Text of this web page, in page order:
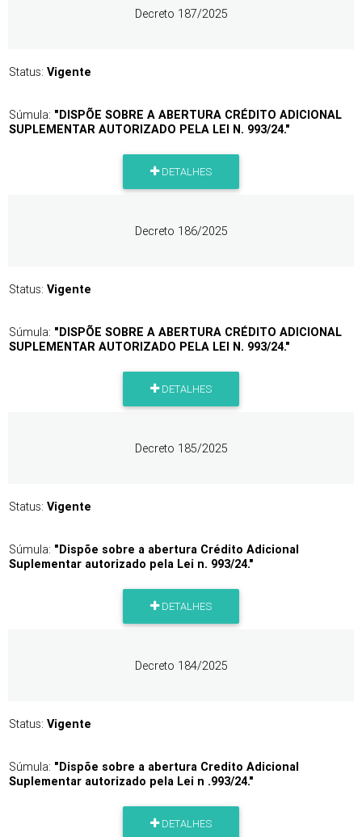
Decreto 187/2025
Status: Vigente
Súmula: "DISPÕE SOBRE A ABERTURA CRÉDITO ADICIONAL
SUPLEMENTAR AUTORIZADO PELA LEI N. 993/24."
DETALHES
Decreto 186/2025
Status: Vigente
Súmula: "DISPÕE SOBRE A ABERTURA CRÉDITO ADICIONAL
SUPLEMENTAR AUTORIZADO PELA LEI N. 993/24."
DETALHES
Decreto 185/2025
Status: Vigente
Súmula: "Dispõe sobre a abertura Crédito Adicional
Suplementar autorizado pela Lei n. 993/24."
DETALHES
Decreto 184/2025
Status: Vigente
Súmula: "Dispõe sobre a abertura Credito Adicional
Suplementar autorizado pela Lei n .993/24."
DETALHES